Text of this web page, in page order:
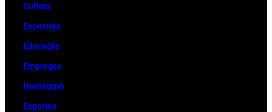
Cultura
Economia
Educação
Empregos
Horóscopo
Esportes